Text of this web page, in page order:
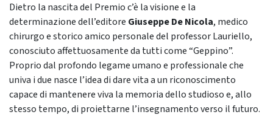
Dietro la nascita del Premio c’è la visione e la
determinazione dell’editore Giuseppe De Nicola, medico
chirurgo e storico amico personale del professor Lauriello,
conosciuto affettuosamente da tutti come “Geppino”.
Proprio dal profondo legame umano e professionale che
univa i due nasce l’idea di dare vita a un riconoscimento
capace di mantenere viva la memoria dello studioso e, allo
stesso tempo, di proiettarne l’insegnamento verso il futuro.